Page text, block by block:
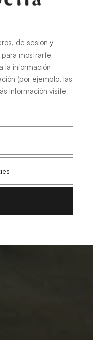
de sesión y
mostrarte
la información
(por ejemplo, las
información visite